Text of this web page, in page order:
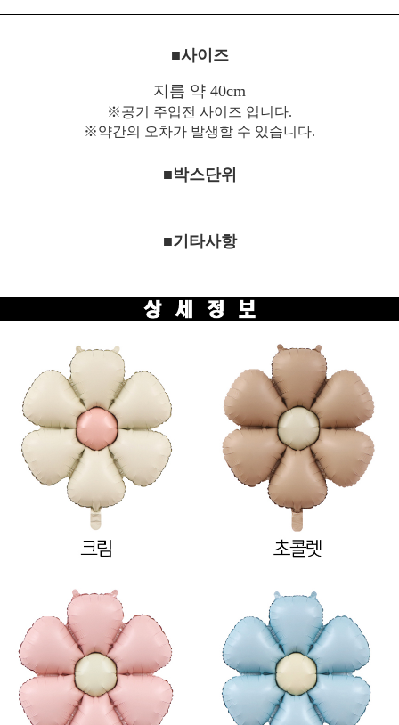
■사이즈
지름 약 40cm
※공기 주입전 사이즈 입니다.
※약간의 오차가 발생할 수 있습니다.
■박스단위
■기타사항